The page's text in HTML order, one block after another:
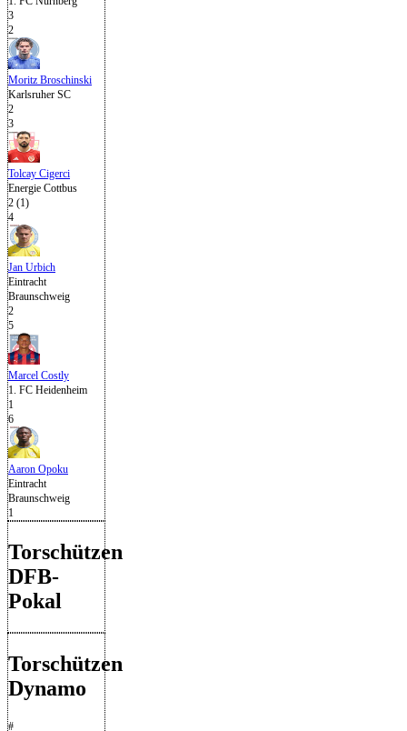
3
2
Moritz Broschinski
Karlsruher SC
2
3
Tolcay Cigerci
Energie Cottbus
2 (1)
4
Jan Urbich
Eintracht
Braunschweig
2
5
Marcel Costly
1. FC Heidenheim
1
6
Aaron Opoku
Eintracht
Braunschweig
1
Torschützen
DFB-
Pokal
Torschützen
Dynamo
#